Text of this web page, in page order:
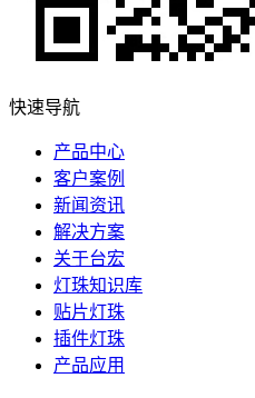
快速导航
产品中心
客户案例
新闻资讯
解决方案
关于台宏
灯珠知识库
贴片灯珠
插件灯珠
产品应用